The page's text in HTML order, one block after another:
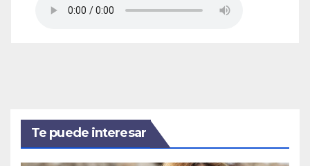
Te puede interesar